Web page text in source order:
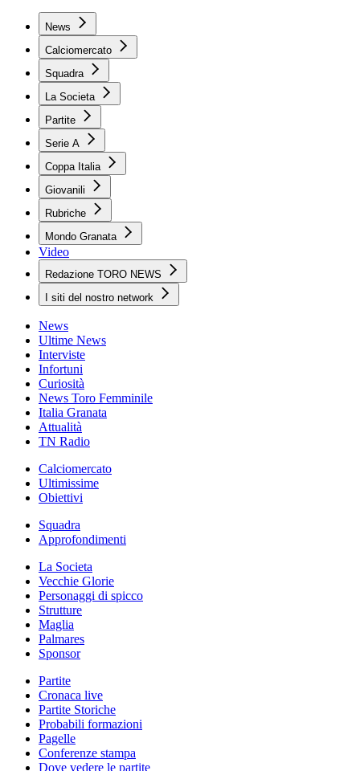
News
Calciomercato
Squadra
La Societa
Partite
Serie A
Coppa Italia
Giovanili
Rubriche
Mondo Granata
Video
Redazione TORO NEWS
I siti del nostro network
News
Ultime News
Interviste
Infortuni
Curiosità
News Toro Femminile
Italia Granata
Attualità
TN Radio
Calciomercato
Ultimissime
Obiettivi
Squadra
Approfondimenti
La Societa
Vecchie Glorie
Personaggi di spicco
Strutture
Maglia
Palmares
Sponsor
Partite
Cronaca live
Partite Storiche
Probabili formazioni
Pagelle
Conferenze stampa
Dove vedere le partite